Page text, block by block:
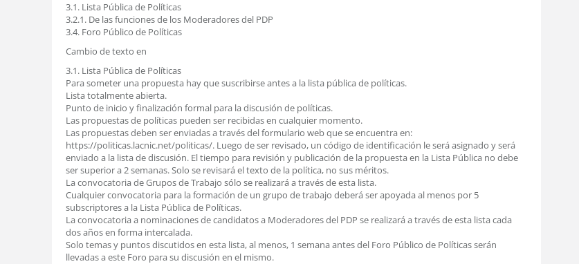
3.1. Lista Pública de Políticas
3.2.1. De las funciones de los Moderadores del PDP
3.4. Foro Público de Políticas
Cambio de texto en
3.1. Lista Pública de Políticas
Para someter una propuesta hay que suscribirse antes a la lista pública de políticas.
Lista totalmente abierta.
Punto de inicio y finalización formal para la discusión de políticas.
Las propuestas de políticas pueden ser recibidas en cualquier momento.
Las propuestas deben ser enviadas a través del formulario web que se encuentra en:
https://politicas.lacnic.net/politicas/. Luego de ser revisado, un código de identificación le será asignado y será
enviado a la lista de discusión. El tiempo para revisión y publicación de la propuesta en la Lista Pública no debe
ser superior a 2 semanas. Solo se revisará el texto de la política, no sus méritos.
La convocatoria de Grupos de Trabajo sólo se realizará a través de esta lista.
Cualquier convocatoria para la formación de un grupo de trabajo deberá ser apoyada al menos por 5
subscriptores a la Lista Pública de Políticas.
La convocatoria a nominaciones de candidatos a Moderadores del PDP se realizará a través de esta lista cada
dos años en forma intercalada.
Solo temas y puntos discutidos en esta lista, al menos, 1 semana antes del Foro Público de Políticas serán
llevadas a este Foro para su discusión en el mismo.